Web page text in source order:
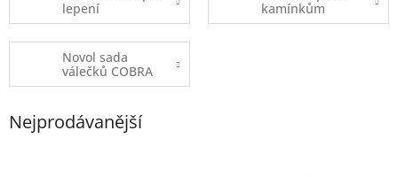
lepení
kamínkům
Novol sada
válečků COBRA
Nejprodávanější